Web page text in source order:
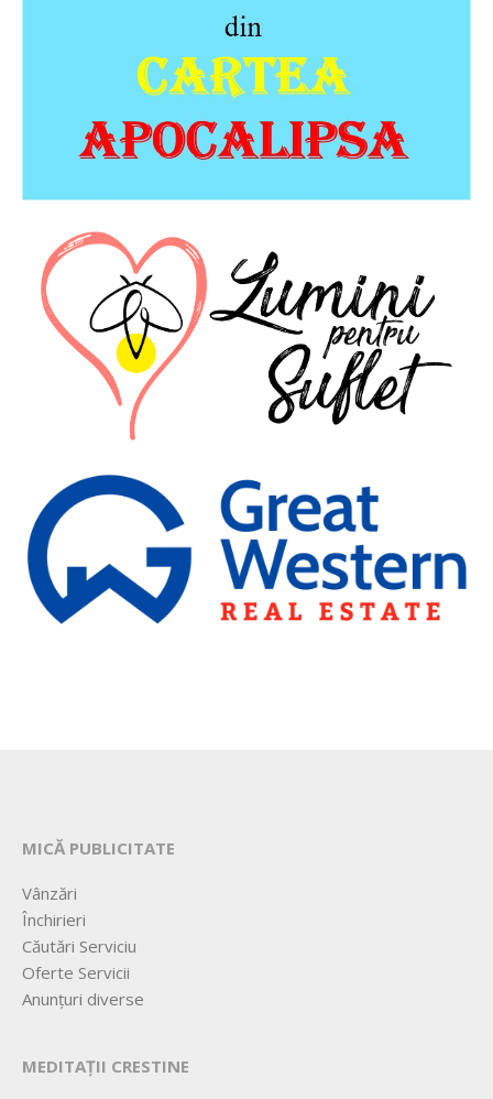
MICĂ PUBLICITATE
Vânzări
Închirieri
Căutări Serviciu
Oferte Servicii
Anunțuri diverse
MEDITAȚII CRESTINE